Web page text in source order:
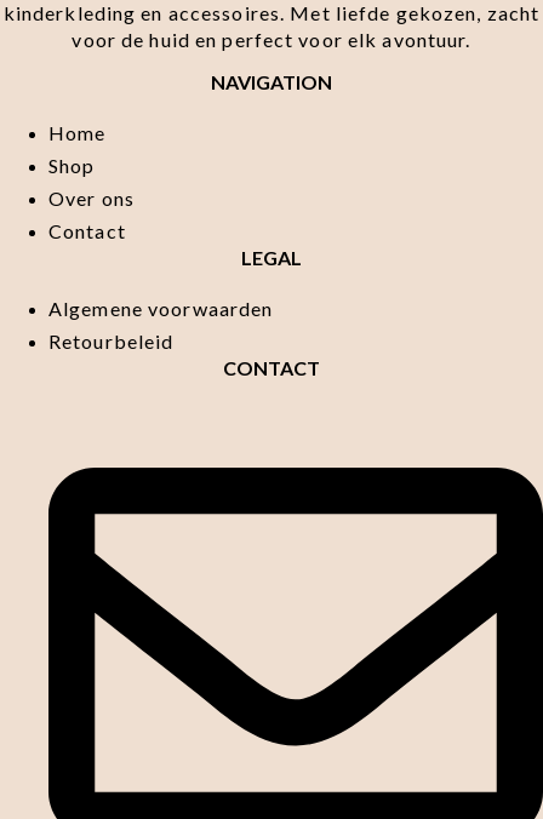
kinderkleding en accessoires. Met liefde gekozen, zacht
voor de huid en perfect voor elk avontuur.
NAVIGATION
Home
Shop
Over ons
Contact
LEGAL
Algemene voorwaarden
Retourbeleid
CONTACT